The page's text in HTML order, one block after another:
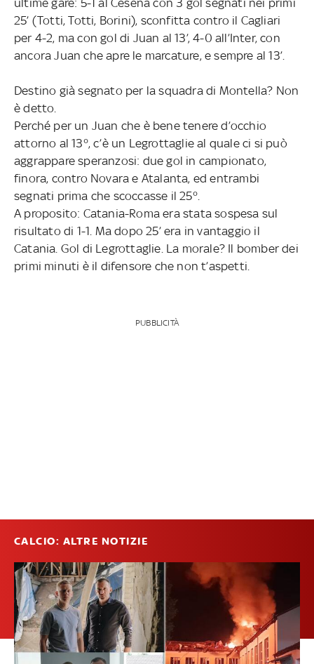
25’ (Totti, Totti, Borini), sconfitta contro il Cagliari
per 4-2, ma con gol di Juan al 13’, 4-0 all’Inter, con
ancora Juan che apre le marcature, e sempre al 13’.
Destino già segnato per la squadra di Montella? Non
è detto.
Perché per un Juan che è bene tenere d’occhio
attorno al 13°, c’è un Legrottaglie al quale ci si può
aggrappare speranzosi: due gol in campionato,
finora, contro Novara e Atalanta, ed entrambi
segnati prima che scoccasse il 25°.
A proposito: Catania-Roma era stata sospesa sul
risultato di 1-1. Ma dopo 25’ era in vantaggio il
Catania. Gol di Legrottaglie. La morale? Il bomber dei
primi minuti è il difensore che non t’aspetti.
PUBBLICITÀ
CALCIO: ALTRE NOTIZIE